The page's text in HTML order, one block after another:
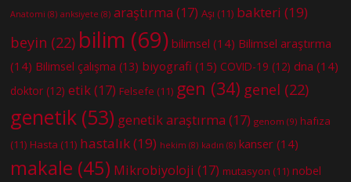
Anatomi (8) anksiyete (8) araştırma (17) Aşı (11) bakteri (19)
beyin (22) bilim (69) bilimsel (14) Bilimsel araştırma
(14) Bilimsel çalışma (13) biyografi (15) COVID-19 (12) dna (14)
doktor (12) etik(17) Felsefe (11) gen (34) genel (22)
genetik (53) genetik araştırma (17) genom (9) hafıza
(11) Hasta (11) hastalık(19) hekim (8) kadın (8) kanser (14)
makale (45) Mikrobiyoloji (17) mutasyon (11) nobel